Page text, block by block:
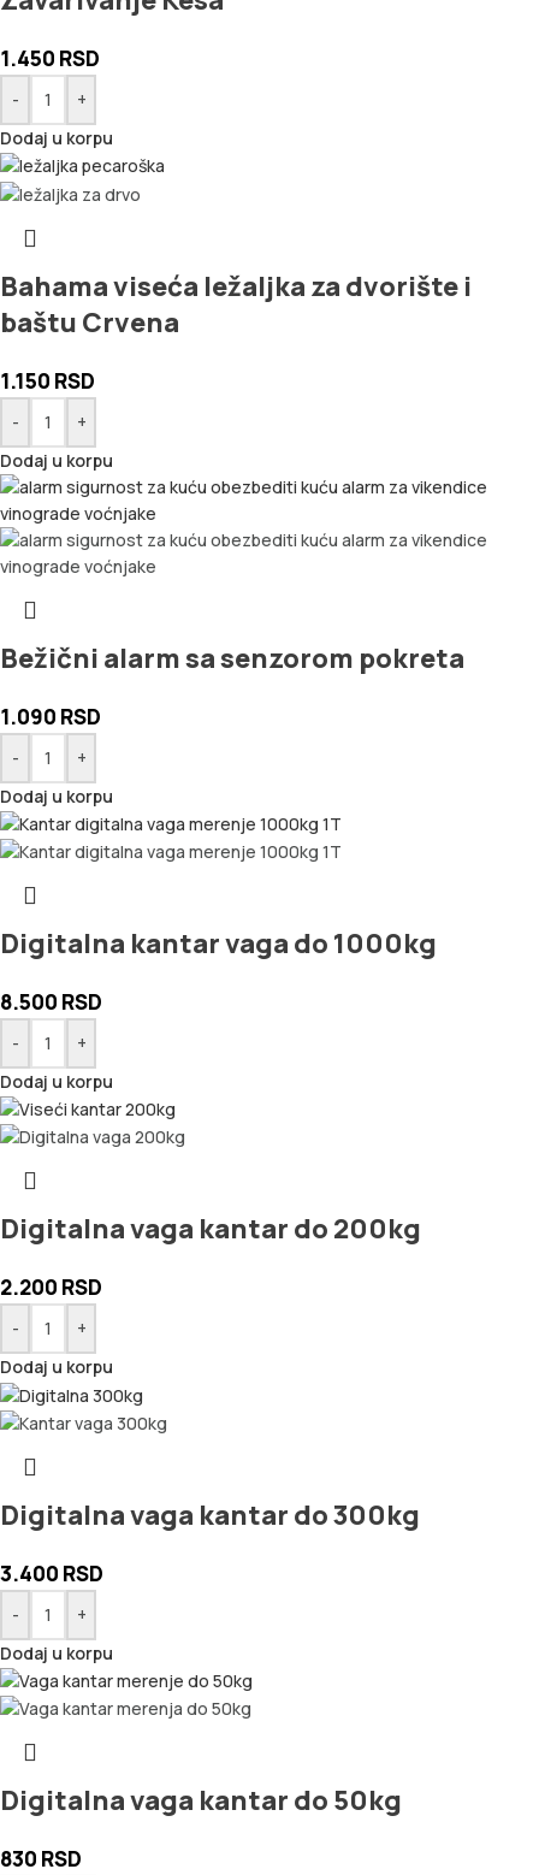
1.450 RSD
-
+
Dodaj u korpu
Bahama viseća ležaljka za dvorište i
baštu Crvena
1.150 RSD
-
+
Dodaj u korpu
Bežični alarm sa senzorom pokreta
1.090 RSD
-
+
Dodaj u korpu
Digitalna kantar vaga do 1000kg
8.500 RSD
-
+
Dodaj u korpu
Digitalna vaga kantar do 200kg
2.200 RSD
-
+
Dodaj u korpu
Digitalna vaga kantar do 300kg
3.400 RSD
-
+
Dodaj u korpu
Digitalna vaga kantar do 50kg
830 RSD